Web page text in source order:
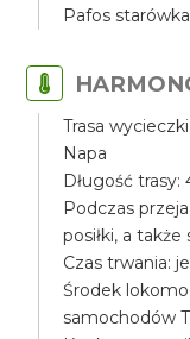
Pafos starówka
Trasa
Napa
Długość
Podczas
posiłki, a
Czas trwania:
Środek
samochodów